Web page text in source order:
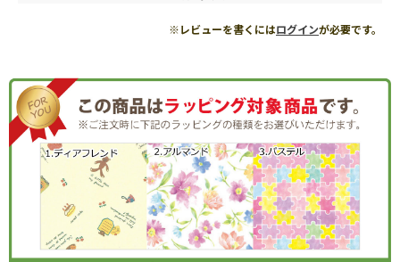
※レビューを書くにはログインが必要です。